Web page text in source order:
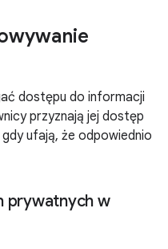
dostępu do informacji
przyznają jej dostęp
ufają, że odpowiednio
prywatnych w